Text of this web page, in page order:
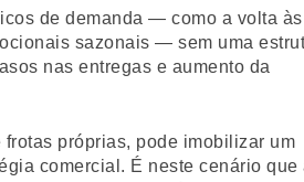
de demanda — como a volta às
sazonais — sem uma
nas entregas e aumento da
próprias, pode imobilizar um
comercial. É neste cenário que